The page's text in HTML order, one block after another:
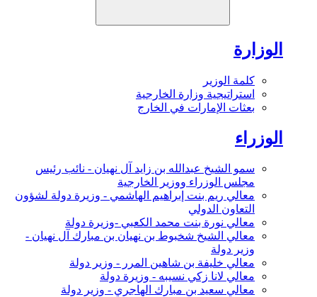
الوزارة
كلمة الوزير
استراتيجية وزارة الخارجية
بعثات الإمارات في الخارج
الوزراء
سمو الشيخ عبدالله بن زايد آل نهيان - نائب رئيس
مجلس الوزراء ووزير الخارجية
معالي ريم بنت إبراهيم الهاشمي - وزيرة دولة لشؤون
التعاون الدولي
معالي نورة بنت محمد الكعبي -وزيرة دولة
معالي الشيخ شخبوط بن نهيان بن مبارك آل نهيان -
وزير دولة
معالي خليفة بن شاهين المرر - وزير دولة
معالي لانا زكي نسيبه - وزيرة دولة
معالي سعيد بن مبارك الهاجري - وزير دولة